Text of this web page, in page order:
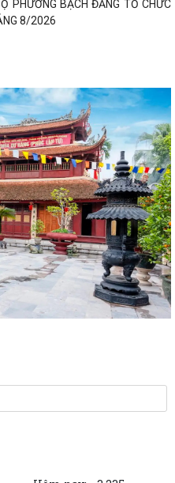
PHƯỜNG BẠCH ĐẰNG TỔ CHỨC
8/2026
tham gia Giải Cầu lông Thiếu
LUẬN CHÍNH TRỊ HÈ NĂM 2026
VIÊN...
NGHỊ TẬP HUẤN TRIỂN KHAI THỦ
TRƯỜNG...
CƯỜNG CÔNG TÁC KIỂM TRA,
6 THÁNG...
DỰ HỘI NGHỊ TRỰC TUYẾN SƠ
7 NĂM 2026
hồ sơ đề nghị đăng ký đất đai,
GIAO THÔNG CẦU BẾN RỪNG